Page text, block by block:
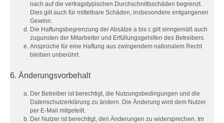
nach auf die vertragstypischen Durchschnittsschäden begrenzt.
Dies gilt auch für mittelbare Schäden, insbesondere entgangenen
Gewinn.
Die Haftungsbegrenzung der Absätze a bis c gilt sinngemäß auch
zugunsten der Mitarbeiter und Erfüllungsgehilfen des Betreibers.
Ansprüche für eine Haftung aus zwingendem nationalem Recht
bleiben unberührt.
6. Änderungsvorbehalt
Der Betreiber ist berechtigt, die Nutzungsbedingungen und die
Datenschutzerklärung zu ändern. Die Änderung wird dem Nutzer
per E-Mail mitgeteilt.
Der Nutzer ist berechtigt, den Änderungen zu widersprechen. Im